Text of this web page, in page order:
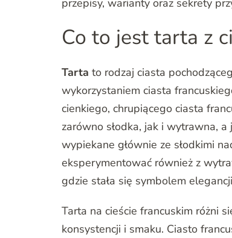
Co to jest tarta z
Tarta to rodzaj ciasta
wykorzystaniem ciasta
cienkiego, chrupiącego ciasta
zarówno słodka, jak i wytrawna,
wypiekane głównie ze słodkimi
eksperymentować również z
gdzie stała się symbolem
Tarta na cieście francuskim różni
konsystencji i smaku. Ciasto